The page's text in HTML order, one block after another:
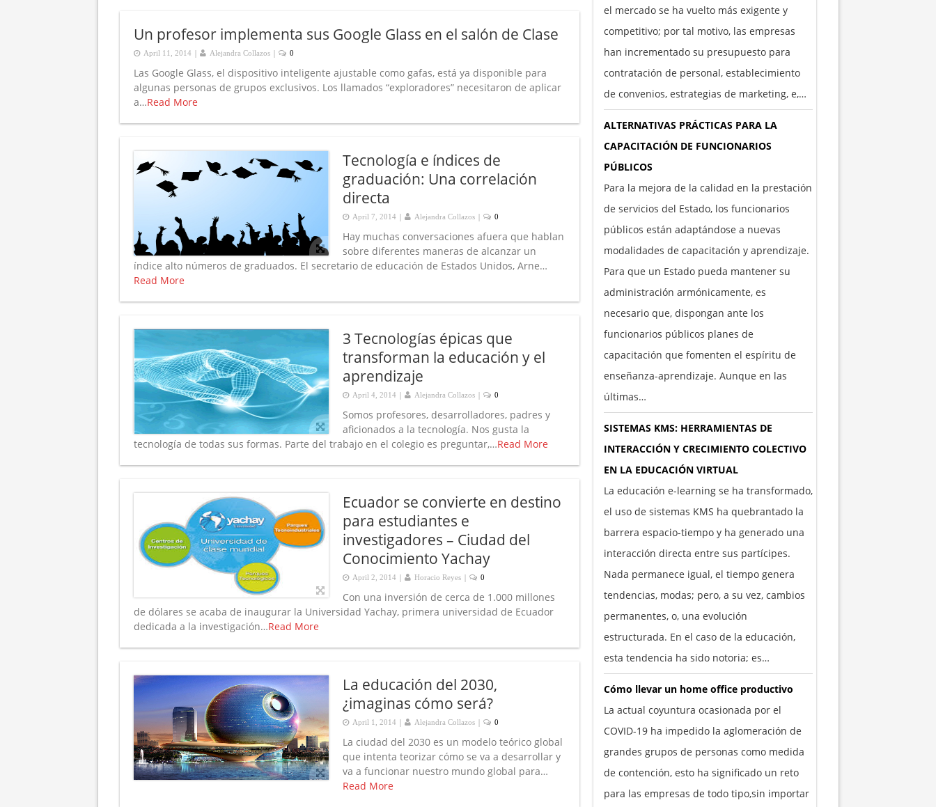
Un profesor implementa sus Google Glass en el salón de Clase
April 11, 2014 | Alejandra Collazos | 0
Las Google Glass, el dispositivo inteligente ajustable como gafas, está ya disponible para
algunas personas de grupos exclusivos. Los llamados “exploradores” necesitaron de aplicar
a…Read More
Tecnología e índices de
graduación: Una correlación
directa
April 7, 2014 | Alejandra Collazos | 0
Hay muchas conversaciones afuera que hablan
sobre diferentes maneras de alcanzar un
índice alto números de graduados. El secretario de educación de Estados Unidos, Arne…
Read More
3 Tecnologías épicas que
transforman la educación y el
aprendizaje
April 4, 2014 | Alejandra Collazos | 0
Somos profesores, desarrolladores, padres y
aficionados a la tecnología. Nos gusta la
tecnología de todas sus formas. Parte del trabajo en el colegio es preguntar,…Read More
Ecuador se convierte en destino
para estudiantes e
investigadores – Ciudad del
Conocimiento Yachay
April 2, 2014 | Horacio Reyes | 0
Con una inversión de cerca de 1.000 millones
de dólares se acaba de inaugurar la Universidad Yachay, primera universidad de Ecuador
dedicada a la investigación…Read More
La educación del 2030,
¿imaginas cómo será?
April 1, 2014 | Alejandra Collazos | 0
La ciudad del 2030 es un modelo teórico global
que intenta teorizar cómo se va a desarrollar y
va a funcionar nuestro mundo global para…
Read More
el mercado se ha vuelto más exigente y
competitivo; por tal motivo, las empresas
han incrementado su presupuesto para
contratación de personal, establecimiento
de convenios, estrategias de marketing, e,…
ALTERNATIVAS PRÁCTICAS PARA LA
CAPACITACIÓN DE FUNCIONARIOS
PÚBLICOS
Para la mejora de la calidad en la prestación
de servicios del Estado, los funcionarios
públicos están adaptándose a nuevas
modalidades de capacitación y aprendizaje.
Para que un Estado pueda mantener su
administración armónicamente, es
necesario que, dispongan ante los
funcionarios públicos planes de
capacitación que fomenten el espíritu de
enseñanza-aprendizaje. Aunque en las
últimas…
SISTEMAS KMS: HERRAMIENTAS DE
INTERACCIÓN Y CRECIMIENTO COLECTIVO
EN LA EDUCACIÓN VIRTUAL
La educación e-learning se ha transformado,
el uso de sistemas KMS ha quebrantado la
barrera espacio-tiempo y ha generado una
interacción directa entre sus partícipes.
Nada permanece igual, el tiempo genera
tendencias, modas; pero, a su vez, cambios
permanentes, o, una evolución
estructurada. En el caso de la educación,
esta tendencia ha sido notoria; es…
Cómo llevar un home office productivo
La actual coyuntura ocasionada por el
COVID-19 ha impedido la aglomeración de
grandes grupos de personas como medida
de contención, esto ha significado un reto
para las empresas de todo tipo,sin importar